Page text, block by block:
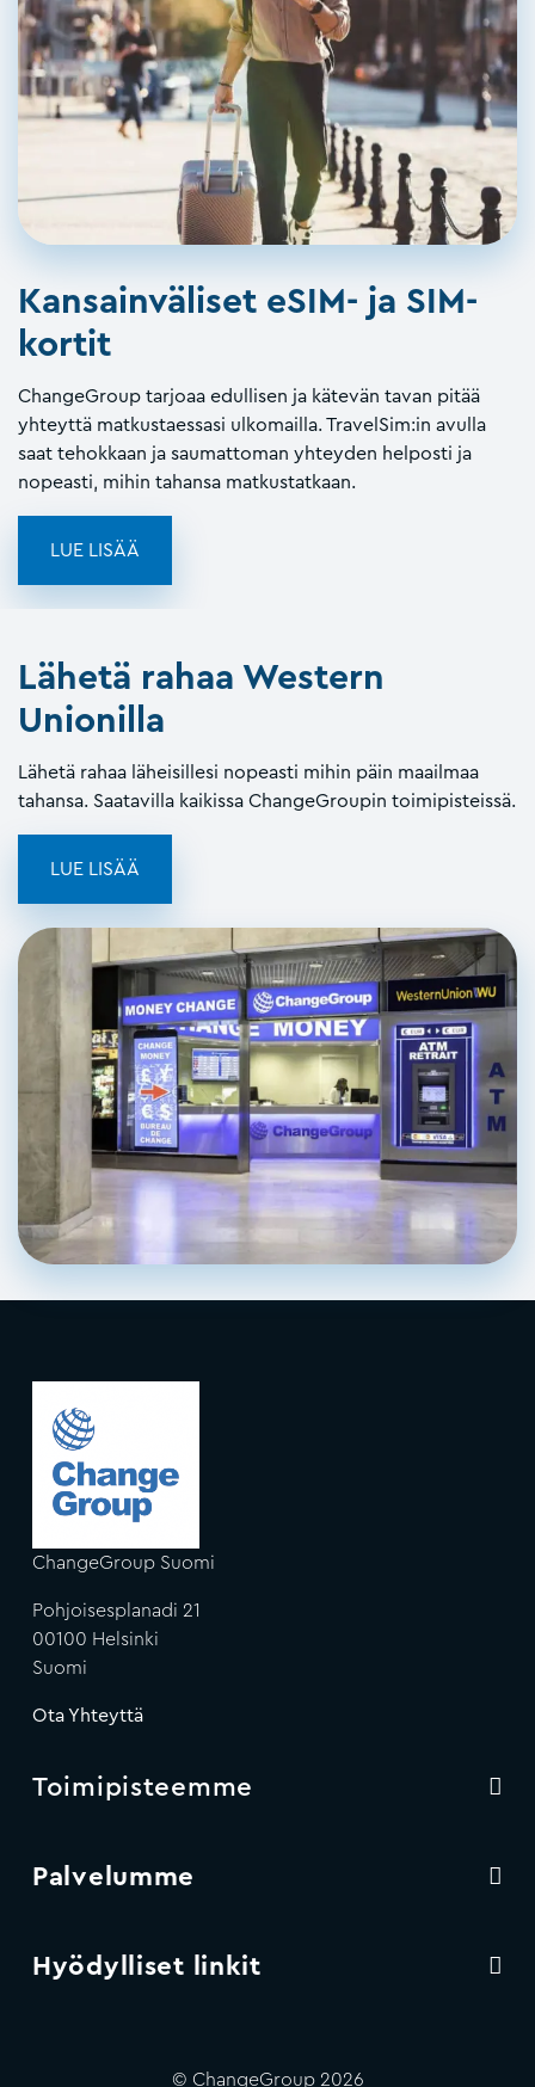
Kansainväliset eSIM- ja SIM-
kortit
ChangeGroup tarjoaa edullisen ja kätevän tavan pitää
yhteyttä matkustaessasi ulkomailla. TravelSim:in avulla
saat tehokkaan ja saumattoman yhteyden helposti ja
nopeasti, mihin tahansa matkustatkaan.
LUE LISÄÄ
Lähetä rahaa Western
Unionilla
Lähetä rahaa läheisillesi nopeasti mihin päin maailmaa
tahansa. Saatavilla kaikissa ChangeGroupin toimipisteissä.
LUE LISÄÄ
ChangeGroup Suomi
Pohjoisesplanadi 21
00100 Helsinki
Suomi
Ota Yhteyttä
Toimipisteemme
Palvelumme
Hyödylliset linkit
© ChangeGroup 2026